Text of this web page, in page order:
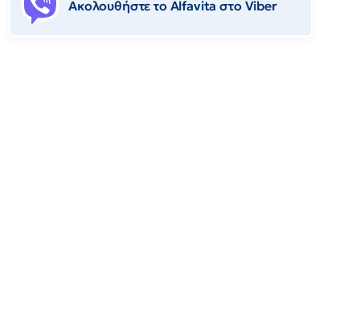
Ακολουθήστε το Αlfavita στο Viber